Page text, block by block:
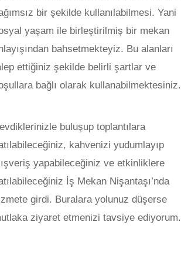
bir şekilde kullanılabilmesi. Yani
yaşam ile birleştirilmiş bir mekan
bahsetmekteyiz. Bu alanları
ettiğiniz şekilde belirli şartlar ve
bağlı olarak kullanabilmektesiniz.
buluşup toplantılara
kahvenizi yudumlayıp
yapabileceğiniz ve etkinliklere
İş Mekan Nişantaşı’nda
girdi. Buralara yolunuz düşerse
ziyaret etmenizi tavsiye ediyorum.